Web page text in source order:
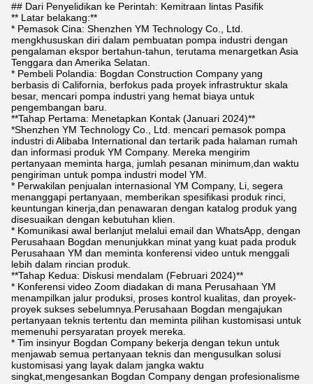
## Dari Penyelidikan ke Perintah: Kemitraan lintas Pasifik
** Latar belakang:**
* Pemasok Cina: Shenzhen YM Technology Co., Ltd.
mengkhususkan diri dalam pembuatan pompa industri dengan
pengalaman ekspor bertahun-tahun, terutama menargetkan Asia
Tenggara dan Amerika Selatan.
* Pembeli Polandia: Bogdan Construction Company yang
berbasis di California, berfokus pada proyek infrastruktur skala
besar, mencari pompa industri yang hemat biaya untuk
pengembangan baru.
**Tahap Pertama: Menetapkan Kontak (Januari 2024)**
*Shenzhen YM Technology Co., Ltd. mencari pemasok pompa
industri di Alibaba International dan tertarik pada halaman rumah
dan informasi produk YM Company. Mereka mengirim
pertanyaan meminta harga, jumlah pesanan minimum,dan waktu
pengiriman untuk pompa industri model YM.
* Perwakilan penjualan internasional YM Company, Li, segera
menanggapi pertanyaan, memberikan spesifikasi produk rinci,
keuntungan kinerja,dan penawaran dengan katalog produk yang
disesuaikan dengan kebutuhan klien.
* Komunikasi awal berlanjut melalui email dan WhatsApp, dengan
Perusahaan Bogdan menunjukkan minat yang kuat pada produk
Perusahaan YM dan meminta konferensi video untuk menggali
lebih dalam rincian produk.
**Tahap Kedua: Diskusi mendalam (Februari 2024)**
* Konferensi video Zoom diadakan di mana Perusahaan YM
menampilkan jalur produksi, proses kontrol kualitas, dan proyek-
proyek sukses sebelumnya.Perusahaan Bogdan mengajukan
pertanyaan teknis tertentu dan meminta pilihan kustomisasi untuk
memenuhi persyaratan proyek mereka.
* Tim insinyur Bogdan Company bekerja dengan tekun untuk
menjawab semua pertanyaan teknis dan mengusulkan solusi
kustomisasi yang layak dalam jangka waktu
singkat,mengesankan Bogdan Company dengan profesionalisme